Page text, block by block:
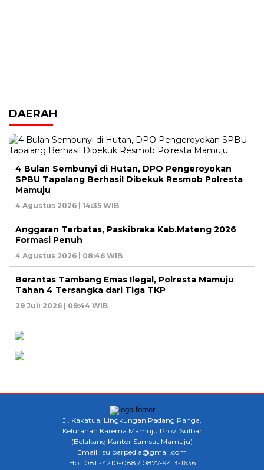
DAERAH
4 Bulan Sembunyi di Hutan, DPO Pengeroyokan
SPBU Tapalang Berhasil Dibekuk Resmob Polresta
Mamuju
4 Agustus 2026 | 14:35 WIB
Anggaran Terbatas, Paskibraka Kab.Mateng 2026
Formasi Penuh
4 Agustus 2026 | 08:46 WIB
Berantas Tambang Emas Ilegal, Polresta Mamuju
Tahan 4 Tersangka dari Tiga TKP
29 Juli 2026 | 09:44 WIB
Jl. Kakatua, Lingkungan Padang Panga,
Kelurahan Karema Mamuju Prov. Sulbar
(Belakang Kantor Samsat Mamuju)
Email : sulbarpedia@gmail.com
Hp : 0811-4210-088 / 0877-9413-1636